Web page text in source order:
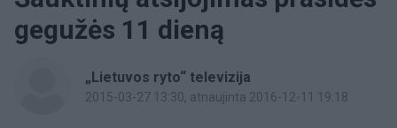
gegužės 11 dieną
„Lietuvos ryto“ televizija
2015-03-27 13:30, atnaujinta 2016-12-11 19:18